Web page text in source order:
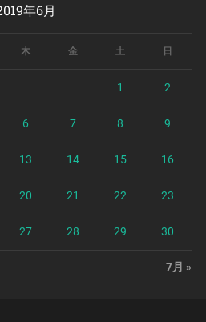
年6月
木 金 土 日
1 2
6 7 8 9
13 14 15 16
20 21 22 23
27 28 29 30
7月 »